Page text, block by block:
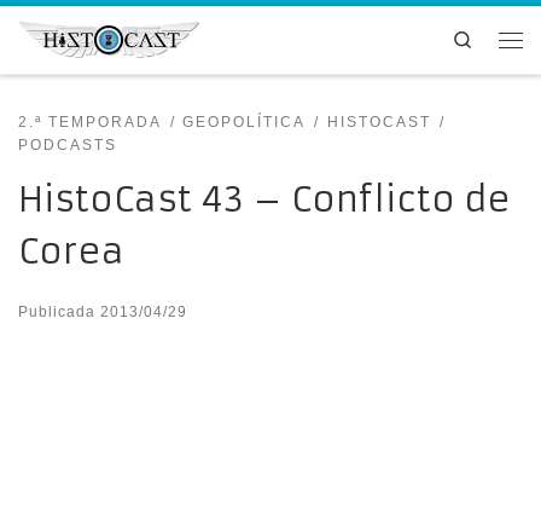
Saltar al contenido
Search
2.ª TEMPORADA GEOPOLÍTICA
HISTOCAST
PODCASTS
HistoCast 43 – Conflicto de
Corea
Publicada 2013/04/29